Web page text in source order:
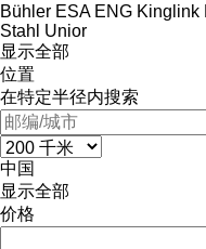
Bühler ESA ENG Kinglink
Stahl Unior
显示全部
位置
在特定半径内搜索
中国
显示全部
价格